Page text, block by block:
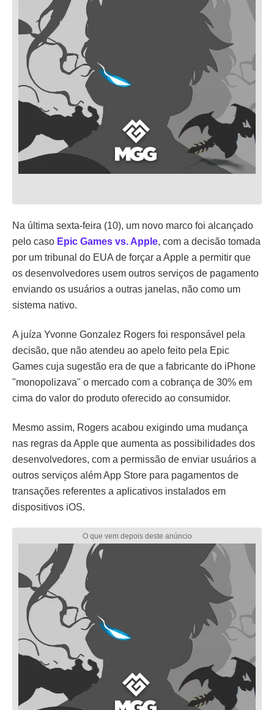
Na última sexta-feira (10), um novo marco foi alcançado
pelo caso Epic Games vs. Apple, com a decisão tomada
por um tribunal do EUA de forçar a Apple a permitir que
os desenvolvedores usem outros serviços de pagamento
enviando os usuários a outras janelas, não como um
sistema nativo.
A juíza Yvonne Gonzalez Rogers foi responsável pela
decisão, que não atendeu ao apelo feito pela Epic
Games cuja sugestão era de que a fabricante do iPhone
"monopolizava" o mercado com a cobrança de 30% em
cima do valor do produto oferecido ao consumidor.
Mesmo assim, Rogers acabou exigindo uma mudança
nas regras da Apple que aumenta as possibilidades dos
desenvolvedores, com a permissão de enviar usuários a
outros serviços além App Store para pagamentos de
transações referentes a aplicativos instalados em
dispositivos iOS.